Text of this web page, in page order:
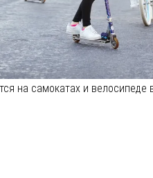
на самокатах и велосипеде